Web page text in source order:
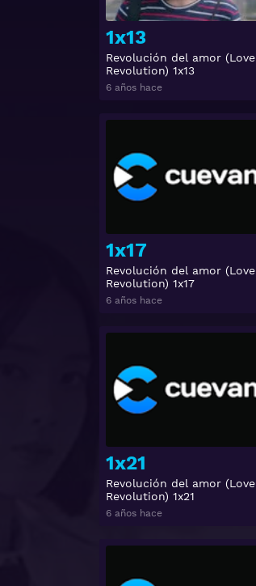
1x13
Revolución del amor (Love
Revolution) 1x13
6 años hace
1x17
Revolución del amor (Love
Revolution) 1x17
6 años hace
1x21
Revolución del amor (Love
Revolution) 1x21
6 años hace